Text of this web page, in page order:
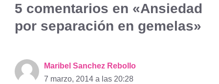
5 comentarios en «Ansiedad
por separación en gemelas»
Maribel Sanchez Rebollo
7 marzo, 2014 a las 20:28